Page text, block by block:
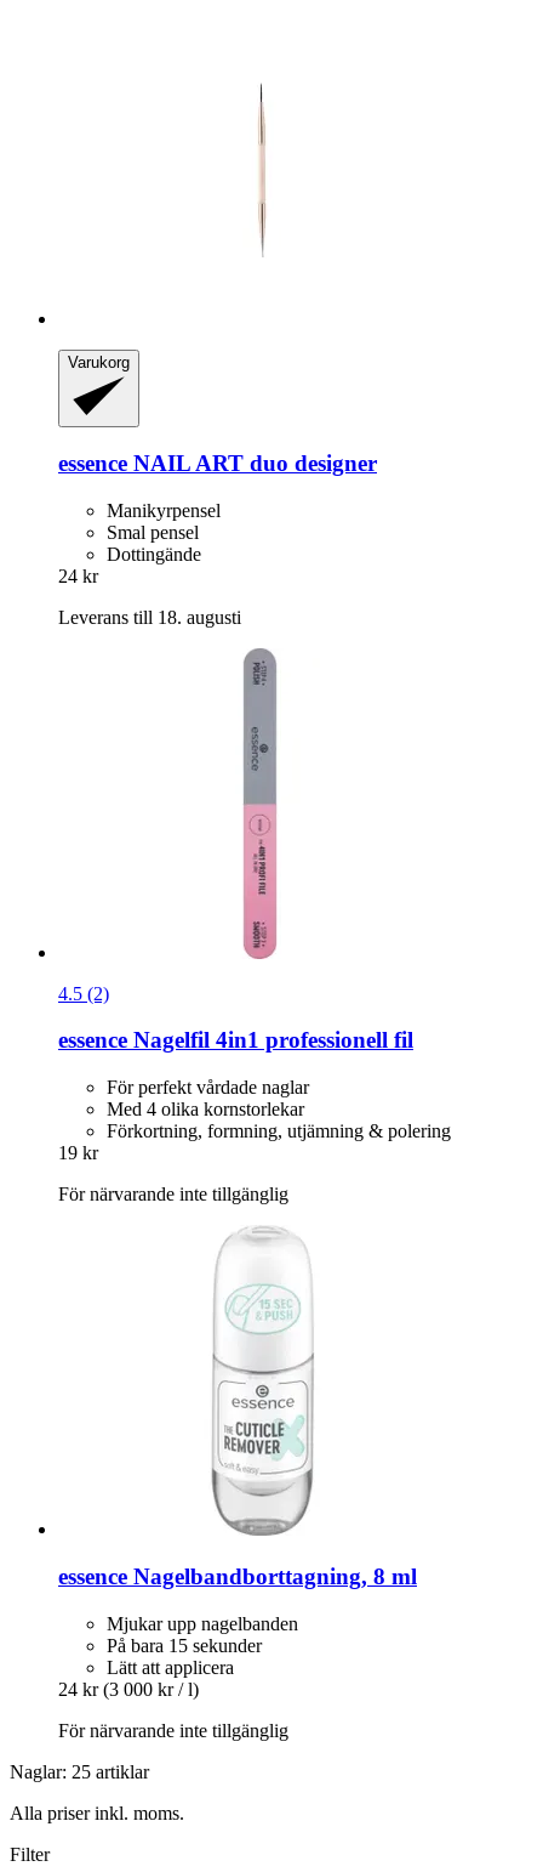
Varukorg
essence NAIL ART duo designer
Manikyrpensel
Smal pensel
Dottingände
24 kr
Leverans till 18. augusti
4.5 (2)
essence Nagelfil 4in1 professionell fil
För perfekt vårdade naglar
Med 4 olika kornstorlekar
Förkortning, formning, utjämning & polering
19 kr
För närvarande inte tillgänglig
essence Nagelbandborttagning, 8 ml
Mjukar upp nagelbanden
På bara 15 sekunder
Lätt att applicera
24 kr (3 000 kr / l)
För närvarande inte tillgänglig
Naglar: 25 artiklar
Alla priser inkl. moms.
Filter